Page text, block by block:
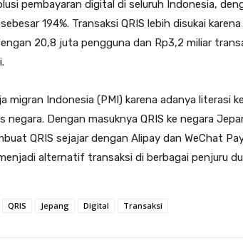
pembayaran digital di seluruh Indonesia,
194%. Transaksi QRIS lebih disukai
20,8 juta pengguna dan Rp3,2 miliar
migran Indonesia (PMI) karena adanya literasi
negara. Dengan masuknya QRIS ke negara
QRIS sejajar dengan Alipay dan WeChat
alternatif transaksi di berbagai penjuru
QRIS Jepang Digital Transaksi